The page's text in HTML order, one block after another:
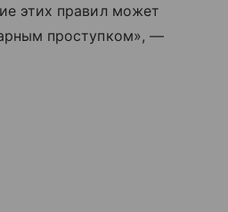
этих правил может
проступком», —